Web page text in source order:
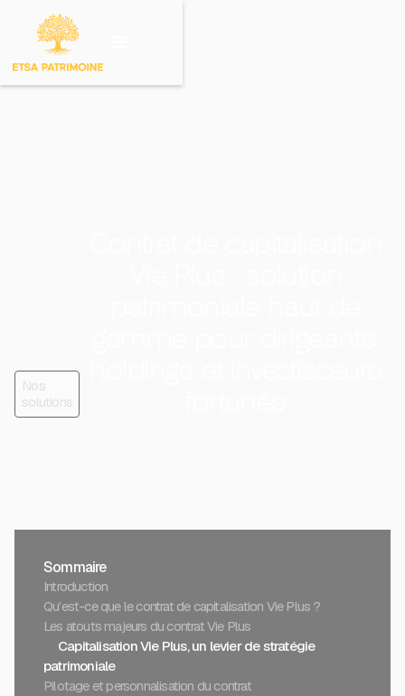
Investir sur un
produit
Nos
solutions
Sommaire
Introduction
Qu’est-ce que le contrat de capitalisation Vie Plus ?
Les atouts majeurs du contrat Vie Plus
Capitalisation Vie Plus, un levier de stratégie
patrimoniale
Pilotage et personnalisation du contrat